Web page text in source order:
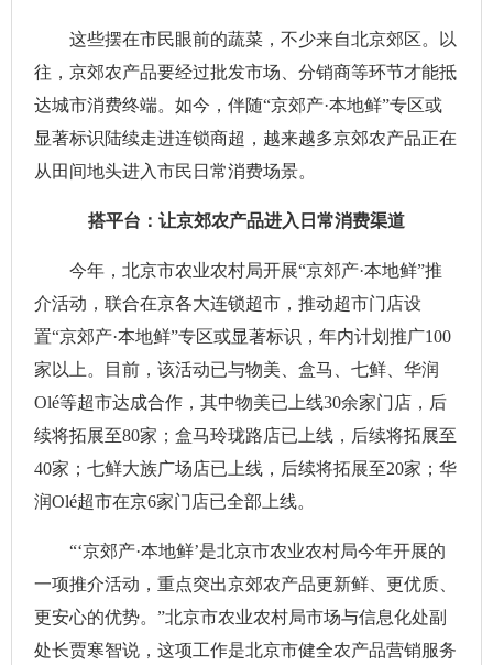
这些摆在市民眼前的蔬菜，不少来自北京郊区。以
往，京郊农产品要经过批发市场、分销商等环节才能抵
达城市消费终端。如今，伴随“京郊产·本地鲜”专区或
显著标识陆续走进连锁商超，越来越多京郊农产品正在
从田间地头进入市民日常消费场景。
搭平台：让京郊农产品进入日常消费渠道
今年，北京市农业农村局开展“京郊产·本地鲜”推
介活动，联合在京各大连锁超市，推动超市门店设
置“京郊产·本地鲜”专区或显著标识，年内计划推广100
家以上。目前，该活动已与物美、盒马、七鲜、华润
Olé等超市达成合作，其中物美已上线30余家门店，后
续将拓展至80家；盒马玲珑路店已上线，后续将拓展至
40家；七鲜大族广场店已上线，后续将拓展至20家；华
润Olé超市在京6家门店已全部上线。
“‘京郊产·本地鲜’是北京市农业农村局今年开展的
一项推介活动，重点突出京郊农产品更新鲜、更优质、
更安心的优势。”北京市农业农村局市场与信息化处副
处长贾寒智说，这项工作是北京市健全农产品营销服务